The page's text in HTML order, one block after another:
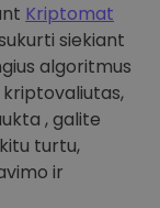
Kriptomat
siekiant
algoritmus
, galite
turtu,
ir